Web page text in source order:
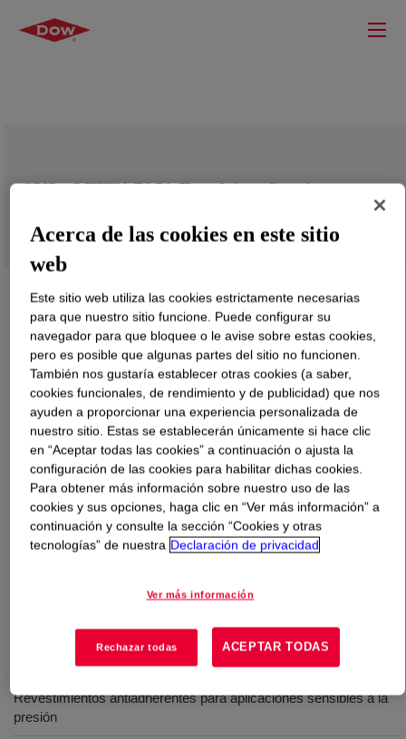
SYL-OFF™ 7950 Emulsion Coating
Qué esSYL-OFF™ 7950 Emulsion Coating?
Componente base de un sistema de silicona en emulsion
SYL-OFF™ para el recubrimiento release catalizados
con platino. Sistema de recubrimiento de release
multipropósito que otorga un excelente anclaje en una
Revestimientos antiadherentes para aplicaciones sensibles a la
presión
Acerca de las cookies en este sitio
web
Este sitio web utiliza las cookies estrictamente necesarias
para que nuestro sitio funcione. Puede configurar su
navegador para que bloquee o le avise sobre estas cookies,
pero es posible que algunas partes del sitio no funcionen.
También nos gustaría establecer otras cookies (a saber,
cookies funcionales, de rendimiento y de publicidad) que nos
ayuden a proporcionar una experiencia personalizada de
nuestro sitio. Estas se establecerán únicamente si hace clic
en “Aceptar todas las cookies” a continuación o ajusta la
configuración de las cookies para habilitar dichas cookies.
Para obtener más información sobre nuestro uso de las
cookies y sus opciones, haga clic en “Ver más información” a
continuación y consulte la sección “Cookies y otras
tecnologías” de nuestra Declaración de privacidad
Ver más información
Rechazar todas ACEPTAR TODAS